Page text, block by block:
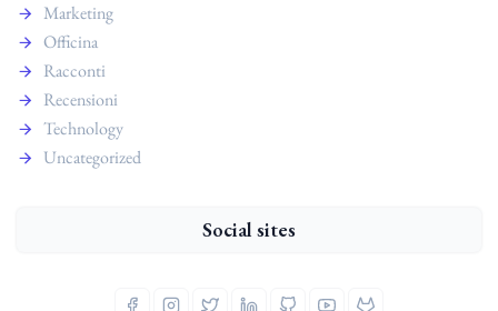
Marketing
Officina
Racconti
Recensioni
Technology
Uncategorized
Social sites